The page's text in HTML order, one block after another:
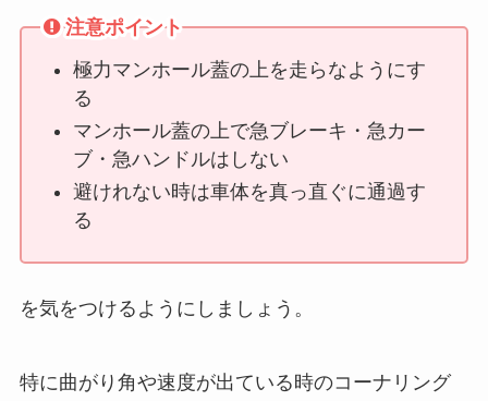
注意ポイント
極力マンホール蓋の上を走らなようにす
る
マンホール蓋の上で急ブレーキ・急カー
ブ・急ハンドルはしない
避けれない時は車体を真っ直ぐに通過す
る
を気をつけるようにしましょう。
特に曲がり角や速度が出ている時のコーナリング